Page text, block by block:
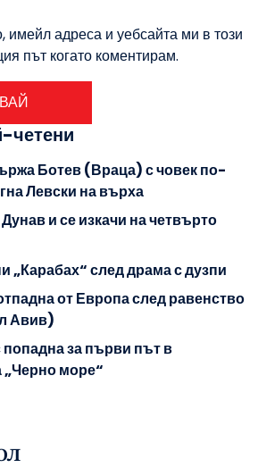
имейл адреса и уебсайта ми в този
път когато коментирам.
четени
Ботев (Враца) с човек по-
Левски на върха
и се изкачи на четвърто
„Карабах“ след драма с дузпи
от Европа след равенство
Авив)
за първи път в
„Черно море“